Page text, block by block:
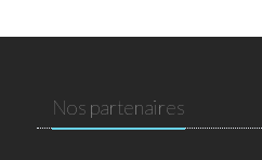
Nos partenaires